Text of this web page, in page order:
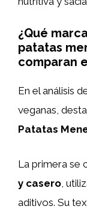
¿Qué
patatas
comparan
En el análisis
veganas,
Patatas
La primera se
y casero ,
aditivos. Su